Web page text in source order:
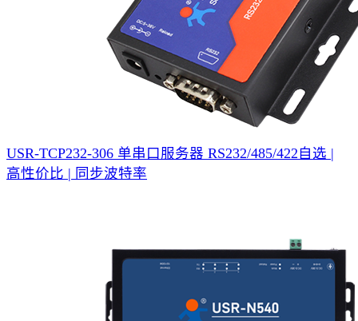
USR-TCP232-306 单串口服务器 RS232/485/422自选 |
高性价比 | 同步波特率